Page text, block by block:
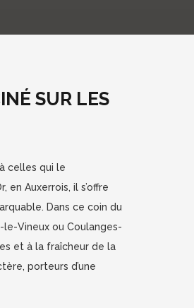
SUR LES
celles qui le
en Auxerrois, il s’offre
Dans ce coin du
le-Vineux ou Coulanges-
et à la fraîcheur de la
porteurs d’une